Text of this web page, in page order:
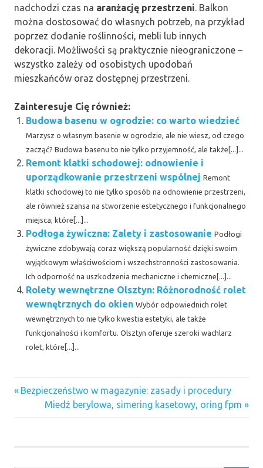
nadchodzi czas na aranżację przestrzeni. Balkon
można dostosować do własnych potrzeb, na przykład
poprzez dodanie roślinności, mebli lub innych
dekoracji. Możliwości są praktycznie nieograniczone –
wszystko zależy od osobistych upodobań
mieszkańców oraz dostępnej przestrzeni.
Zainteresuje Cię również:
Budowa basenu w ogrodzie: co warto wiedzieć
Marzysz o własnym basenie w ogrodzie, ale nie wiesz, od czego
zacząć? Budowa basenu to nie tylko przyjemność, ale także[...]...
Remont klatki schodowej: odnowienie i
uporządkowanie przestrzeni wspólnej Remont
klatki schodowej to nie tylko sposób na odnowienie przestrzeni,
ale również szansa na stworzenie estetycznego i funkcjonalnego
miejsca, które[...]...
Podłoga żywiczna: Zalety i zastosowanie Podłogi
żywiczne zdobywają coraz większą popularność dzięki swoim
wyjątkowym właściwościom i wszechstronności zastosowania.
Ich odporność na uszkodzenia mechaniczne i chemiczne[...]...
Rolety wewnętrzne Olsztyn: Różnorodność rolet
wewnętrznych do okien Wybór odpowiednich rolet
wewnętrznych to nie tylko kwestia estetyki, ale także
funkcjonalności i komfortu. Olsztyn oferuje szeroki wachlarz
rolet, które[...]...
Nawigacja
wpisu
Previous
Bezpieczeństwo w magazynie: zasady i procedury
Next
Post:
Miedź berylowa, simering kasetowy, oring fpm